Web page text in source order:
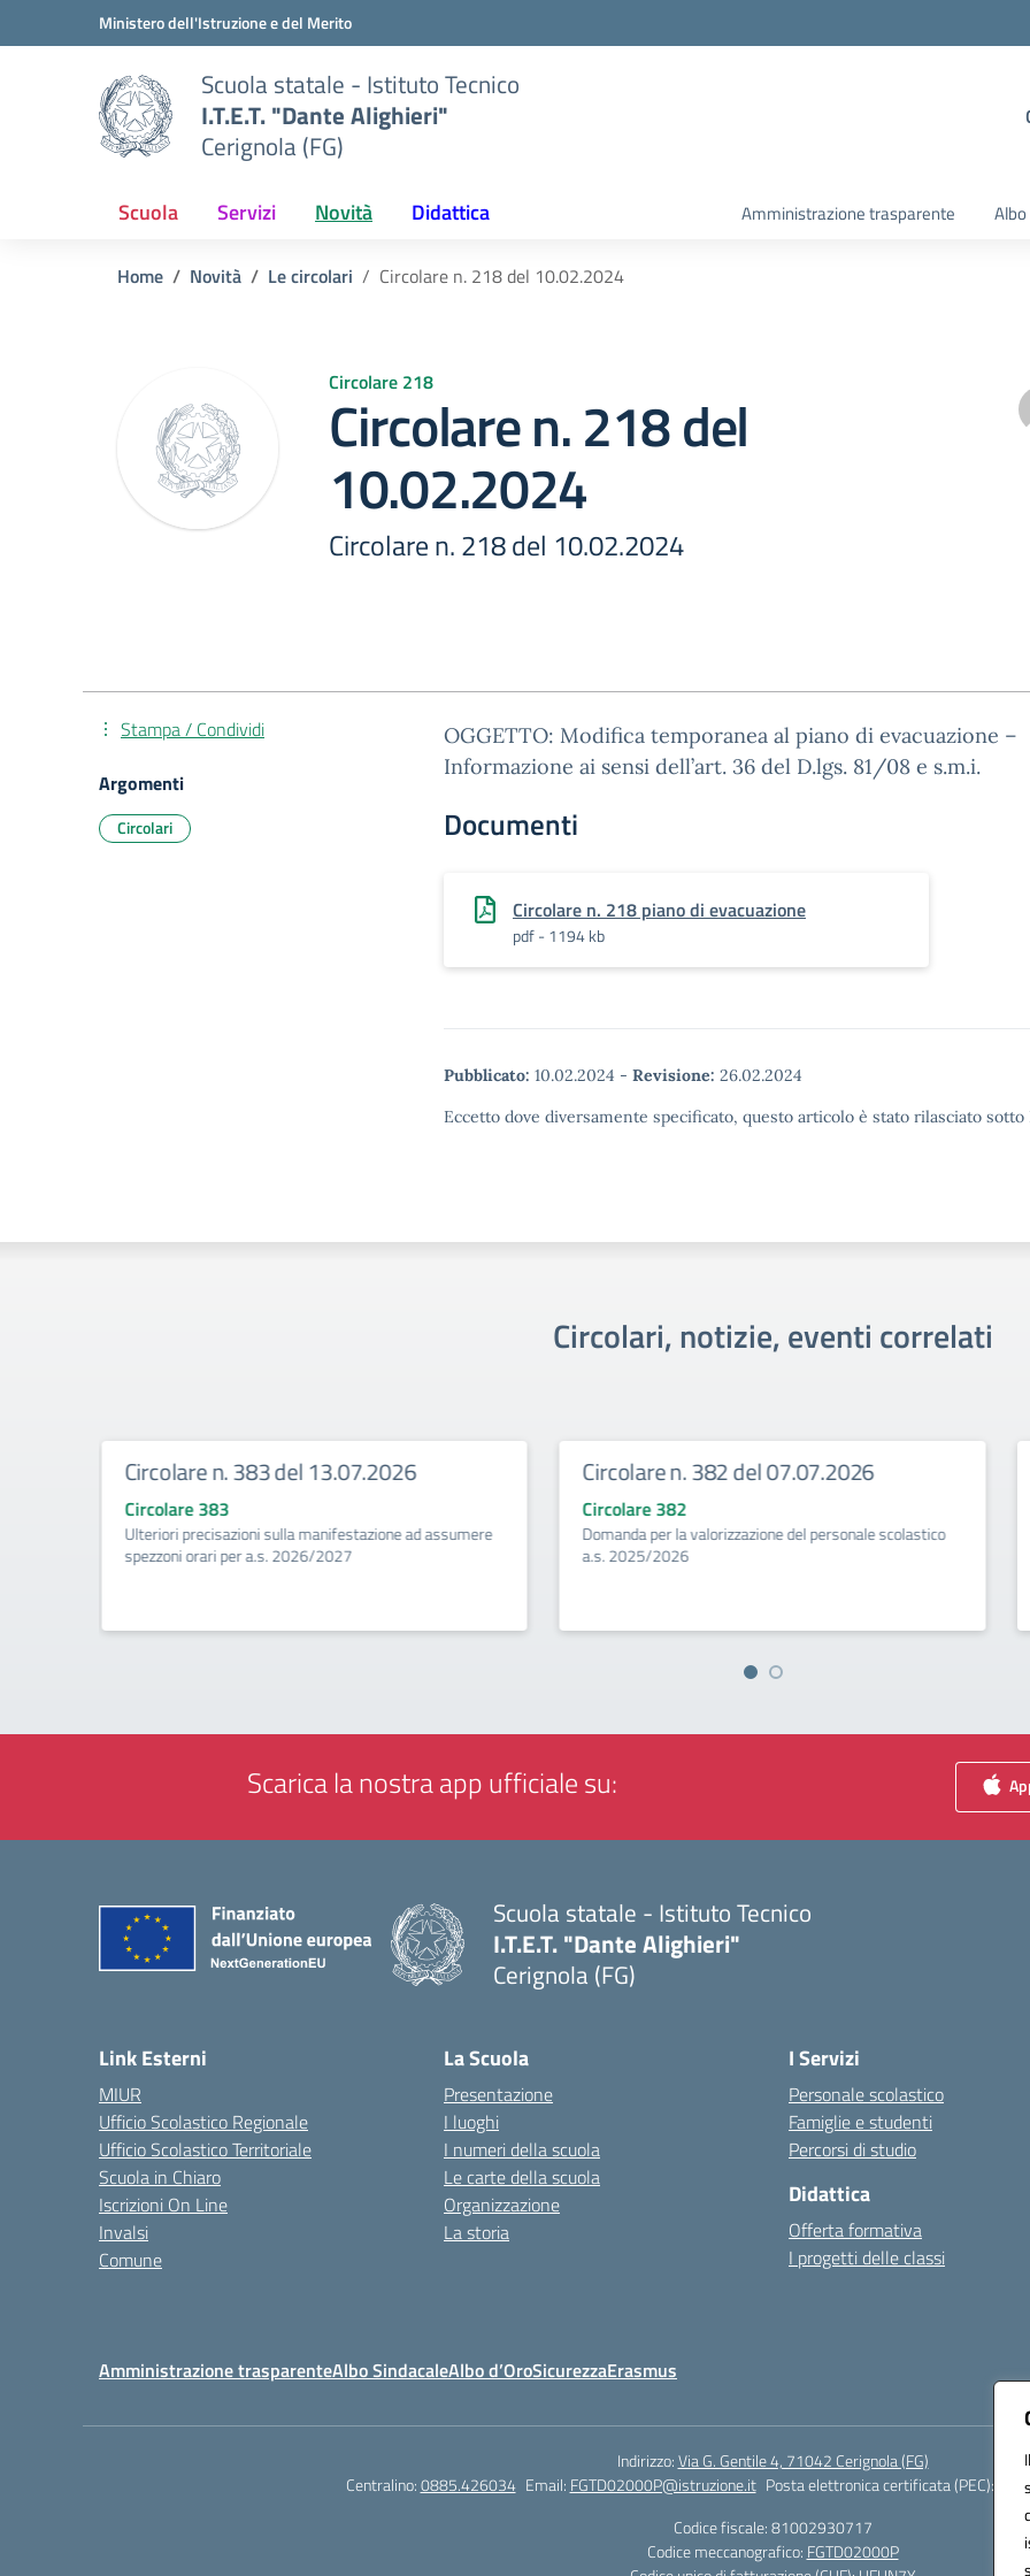
Vai ai contenuti
Vai al menu di navigazioneMinistero dell'Istruzione e del Merito
Scuola statale - Istituto Tecnico
I.T.E.T. "Dante Alighieri"
Cerignola (FG)
Scuola Servizi Novità Didattica Amministrazione trasparente
Home Novità Le circolari Circolare n. 218 del 10.02.2024
Circolare 218
Circolare n. 218 del
10.02.2024
Circolare n. 218 del 10.02.2024
OGGETTO: Modifica temporanea al piano di evacuazione –
Informazione ai sensi dell’art. 36 del D.lgs. 81/08 e s.m.i.
Documenti
Circolare n. 218 piano di evacuazione
pdf - 1194 kb
Pubblicato: 10.02.2024 - Revisione: 26.02.2024
Eccetto dove diversamente specificato, questo articolo è stato rilasciato
Stampa / Condividi
Argomenti
Circolari
Circolari, notizie, eventi correlati
Circolare n. 383 del 13.07.2026
Circolare 383
Ulteriori precisazioni sulla manifestazione ad assumere
spezzoni orari per a.s. 2026/2027
Circolare n. 382 del 07.07.2026
Circolare 382
Domanda per la valorizzazione del personale scolastico
a.s. 2025/2026
Scarica la nostra app ufficiale su:
Scuola statale - Istituto Tecnico
I.T.E.T. "Dante Alighieri"
Cerignola (FG)
Link Esterni
MIUR
Ufficio Scolastico Regionale
Ufficio Scolastico Territoriale
Scuola in Chiaro
Iscrizioni On Line
Invalsi
Comune
La Scuola
Presentazione
I luoghi
I numeri della scuola
Le carte della scuola
Organizzazione
La storia
I Servizi
Personale scolastico
Famiglie e studenti
Percorsi di studio
Didattica
Offerta formativa
I progetti delle classi
Amministrazione trasparenteAlbo SindacaleAlbo d’OroSicurezzaErasmus
Indirizzo:Via G. Gentile 4, 71042 Cerignola (FG)
Centralino:0885.426034 Email: FGTD02000P@istruzione.it Posta elettronica certificata (PEC):
Codice fiscale: 81002930717
Codice meccanografico: FGTD02000P